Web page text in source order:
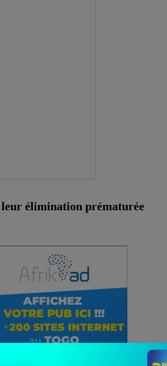
leur élimination prématurée